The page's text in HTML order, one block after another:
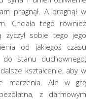
pragnął. A pragnął w
Chciała tego również
życzył sobie tego jego
od jakiegoś czasu
do stanu duchownego,
kształcenie, aby w
marzenia. Ale w grę
z darmowym